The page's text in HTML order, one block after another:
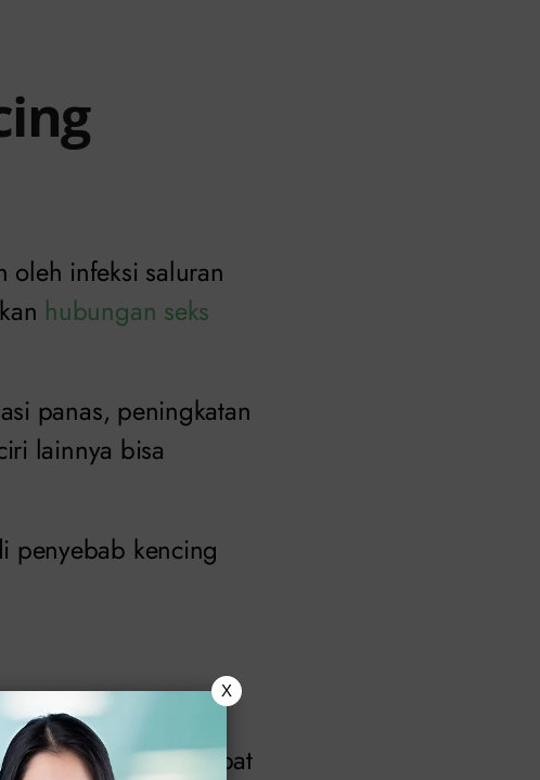
oleh infeksi saluran
hubungan seks
panas, peningkatan
lainnya bisa
penyebab kencing
kencing,
kemih pun dapat
X